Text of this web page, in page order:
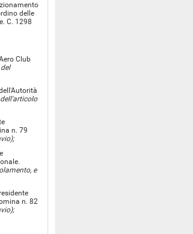
delle
C. 1298
Club
n. 79
e
n. 82